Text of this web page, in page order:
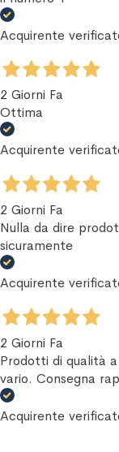
Acquirente
2 Giorni Fa
Ottima
Acquirente
2 Giorni Fa
Nulla da dire
sicuramente
Acquirente
2 Giorni Fa
Prodotti di qualità
vario. Consegna
Acquirente